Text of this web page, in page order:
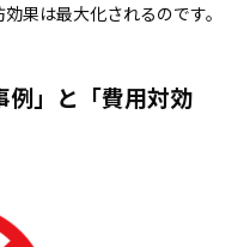
果は最大化されるのです。
例」と「費用対効